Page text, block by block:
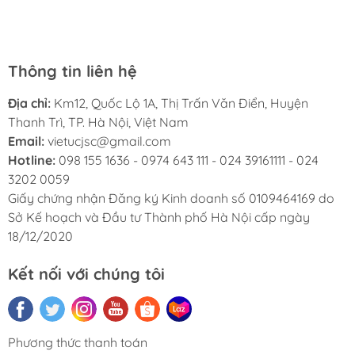
Thông tin liên hệ
Địa chỉ: Km12, Quốc Lộ 1A, Thị Trấn Văn Điển, Huyện
Thanh Trì, TP. Hà Nội, Việt Nam
Email: vietucjsc@gmail.com
Hotline: 098 155 1636 - 0974 643 111 - 024 39161111 - 024
3202 0059
Giấy chứng nhận Đăng ký Kinh doanh số 0109464169 do
Sở Kế hoạch và Đầu tư Thành phố Hà Nội cấp ngày
18/12/2020
Kết nối với chúng tôi
Phương thức thanh toán